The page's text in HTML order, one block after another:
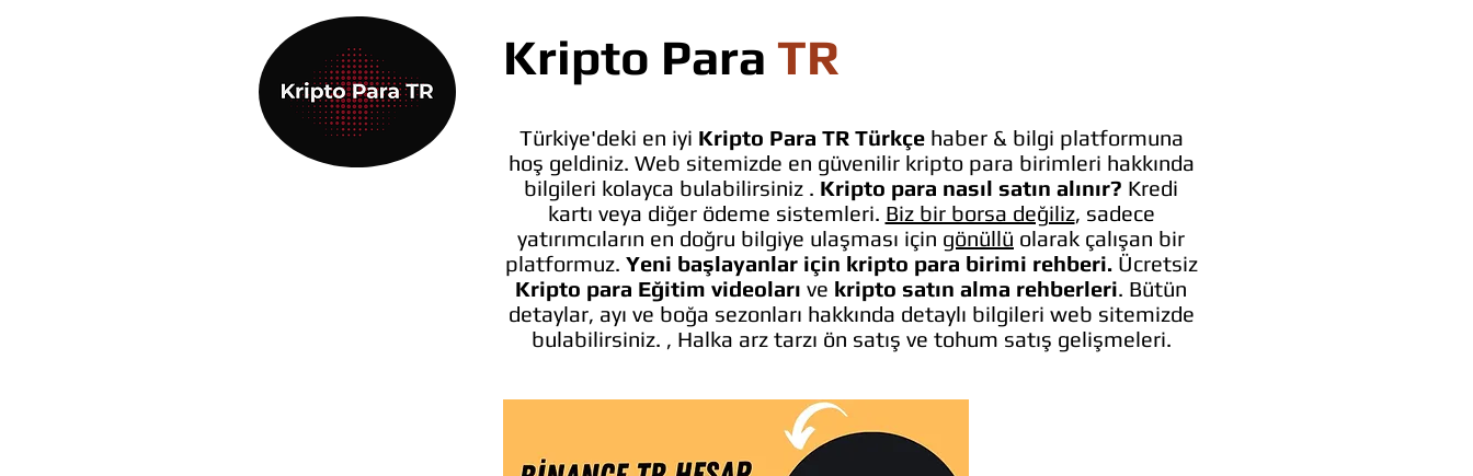
Kripto Para TR
Türkiye'deki en iyi Kripto Para TR Türkçe haber & bilgi platformuna
hoş geldiniz. Web sitemizde en güvenilir kripto para birimleri hakkında
bilgileri kolayca bulabilirsiniz . Kripto para nasıl satın alınır? Kredi
kartı veya diğer ödeme sistemleri. Biz bir borsa değiliz, sadece
yatırımcıların en doğru bilgiye ulaşması için gönüllü olarak çalışan bir
platformuz. Yeni başlayanlar için kripto para birimi rehberi. Ücretsiz
Kripto para Eğitim videoları ve kripto satın alma rehberleri. Bütün
detaylar, ayı ve boğa sezonları hakkında detaylı bilgileri web sitemizde
bulabilirsiniz. , Halka arz tarzı ön satış ve tohum satış gelişmeleri.